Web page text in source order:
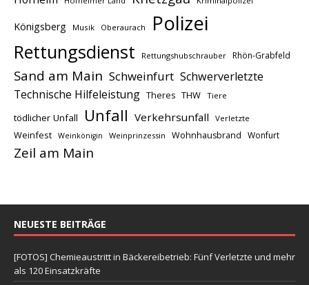
Königsberg Musik Oberaurach Polizei
Rettungsdienst Rettungshubschrauber Rhön-Grabfeld
Sand am Main Schweinfurt Schwerverletzte
Technische Hilfeleistung Theres THW Tiere
tödlicher Unfall Unfall Verkehrsunfall Verletzte
Weinfest Weinkönigin Weinprinzessin Wohnhausbrand Wonfurt
Zeil am Main
NEUESTE BEITRÄGE
[FOTOS] Chemieaustritt in Bäckereibetrieb: Fünf Verletzte und mehr
als 120 Einsatzkräfte